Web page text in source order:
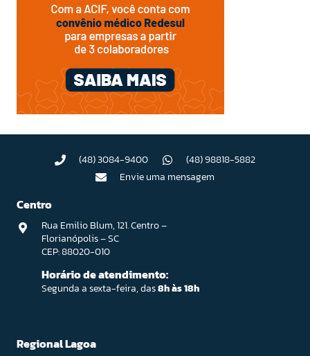
(48) 3084-9400
(48) 98818-5882
Envie uma mensagem
Centro
Rua Emilio Blum, 121. Centro –
Florianópolis – SC
CEP: 88020-010
Horário de atendimento:
Segunda a sexta-feira, das8h às 18h
Regional Lagoa